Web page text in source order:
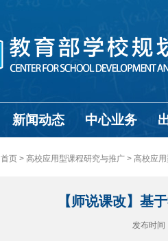
新闻动态 中心业务
首页 > 高校应用型课程研究与推广 > 高校应
【师说课改】基
发布时